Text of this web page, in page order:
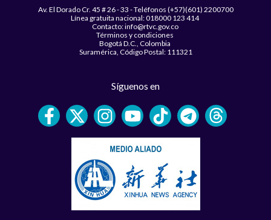
Av. El Dorado Cr. 45 # 26 - 33 - Teléfonos (+57)(601) 2200700
Línea gratuita nacional: 018000 123 414
Contacto: info@rtvc.gov.co
Términos y condiciones
Bogotá D.C., Colombia
Suramérica, Código Postal: 111321
Síguenos en